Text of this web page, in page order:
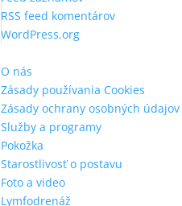
RSS feed komentárov
WordPress.org
O nás
Zásady používania Cookies
Zásady ochrany osobných údajov
Služby a programy
Pokožka
Starostlivosť o postavu
Foto a video
Lymfodrenáž